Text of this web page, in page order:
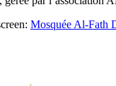
Mosquée Al-Fath